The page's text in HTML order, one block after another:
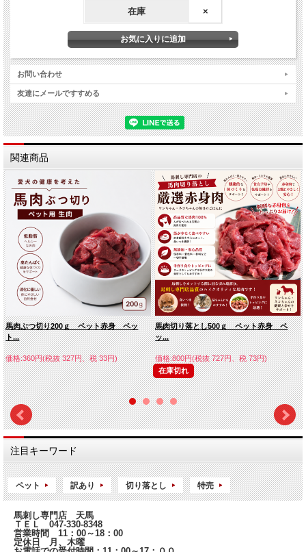
在庫 ×
お問い合わせ
友達にメールですすめる
関連商品
馬肉ぶつ切り200ｇ ペット赤身 ペッ
ト...
価格:360円(税抜 327円、税 33円)
馬肉切り落とし500ｇ ペット赤身 ペ
ッ...
価格:800円(税抜 727円、税 73円)
在庫切れ
注目キーワード
ペット 訳あり 切り落とし 特売
馬刺し専門店 天馬
ＴＥＬ 047-330-8348
営業時間 11：00～18：00
定休日 月、木曜